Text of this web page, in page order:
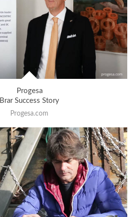
Progesa
Brar Success Story
Progesa.com